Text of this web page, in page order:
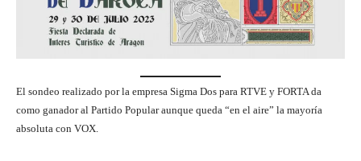
El sondeo realizado por la empresa Sigma Dos para RTVE y FORTA da
como ganador al Partido Popular aunque queda “en el aire” la mayoría
absoluta con VOX.